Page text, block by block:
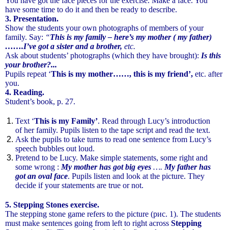
have some time to do it and then be ready to describe.
3. Presentation.
Show the students your own photographs of members of your
family. Say: “This is my family – here’s my mother ( my father)
…….I’ve got a sister and a brother, etc.
Ask about students’ photographs (which they have brought): Is this
your brother?...
Pupils repeat ‘This is my mother……, this is my friend’, etc. after
you.
4. Reading.
Student’s book, p. 27.
Text ‘This is my Family’. Read through Lucy’s introduction
of her family. Pupils listen to the tape script and read the text.
Ask the pupils to take turns to read one sentence from Lucy’s
speech bubbles out loud.
Pretend to be Lucy. Make simple statements, some right and
some wrong : My mother has got big eyes …. My father has
got an oval face. Pupils listen and look at the picture. They
decide if your statements are true or not.
5. Stepping Stones exercise.
The stepping stone game refers to the picture (рис. 1). The students
must make sentences going from left to right across Stepping